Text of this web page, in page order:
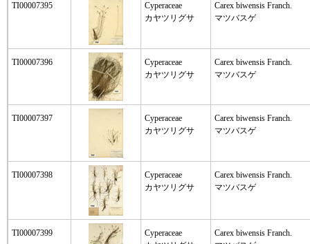
TI00007395
Cyperaceae
カヤツリグサ
Carex biwensis Franch.
マツバスゲ
TI00007396
Cyperaceae
カヤツリグサ
Carex biwensis Franch.
マツバスゲ
TI00007397
Cyperaceae
カヤツリグサ
Carex biwensis Franch.
マツバスゲ
TI00007398
Cyperaceae
カヤツリグサ
Carex biwensis Franch.
マツバスゲ
TI00007399
Cyperaceae
Carex biwensis Franch.